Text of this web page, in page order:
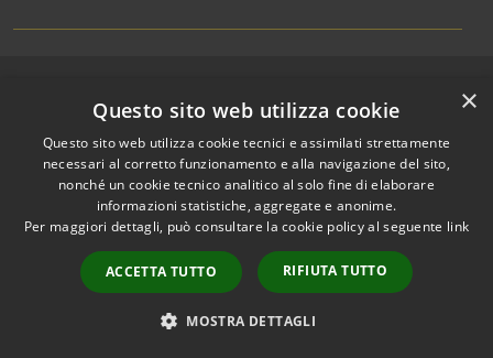
Accessibilità
Privacy
Cookie
Mappa del sito
Area riservata
amministratori comunali
Portale Dipendente
Comunicazioni Dirigenti
Copyright © 2026 • Comune di
Riccione • Powered by
Municipium•Accesso
redazione
×
Questo sito web utilizza cookie
Questo sito web utilizza cookie tecnici e assimilati strettamente
necessari al corretto funzionamento e alla navigazione del sito,
nonché un cookie tecnico analitico al solo fine di elaborare
informazioni statistiche, aggregate e anonime.
Per maggiori dettagli, può consultare la cookie policy al seguente link
ACCETTA TUTTO RIFIUTA TUTTO
MOSTRA DETTAGLI